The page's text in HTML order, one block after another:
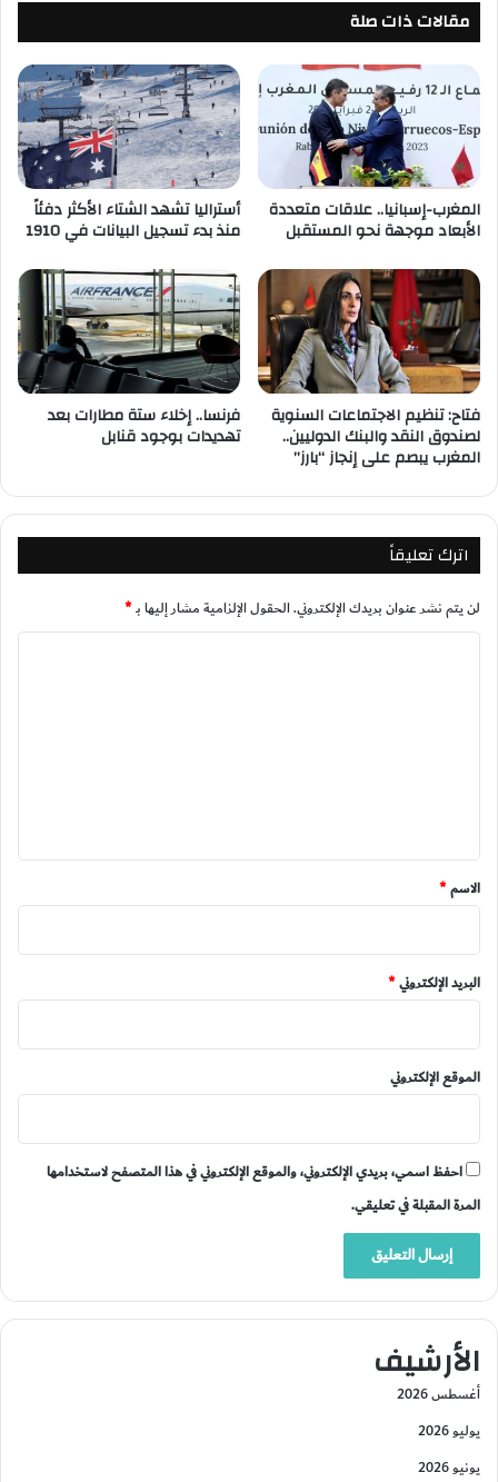
مقالات ذات صلة
المغرب-إسبانيا.. علاقات متعددة
الأبعاد موجهة نحو المستقبل
أستراليا تشهد الشتاء الأكثر دفئاً
منذ بدء تسجيل البيانات في 1910
فتاح: تنظيم الاجتماعات السنوية
لصندوق النقد والبنك الدوليين..
المغرب يبصم على إنجاز “بارز”
فرنسا.. إخلاء ستة مطارات بعد
تهديدات بوجود قنابل
اترك تعليقاً
لن يتم نشر عنوان بريدك الإلكتروني.الحقول الإلزامية مشار إليها بـ*
*
الاسم*
البريد الإلكتروني*
الموقع الإلكتروني
احفظ اسمي، بريدي الإلكتروني، والموقع الإلكتروني في هذا المتصفح لاستخدامها
المرة المقبلة في تعليقي.
الأرشيف
أغسطس 2026
يوليو 2026
يونيو 2026